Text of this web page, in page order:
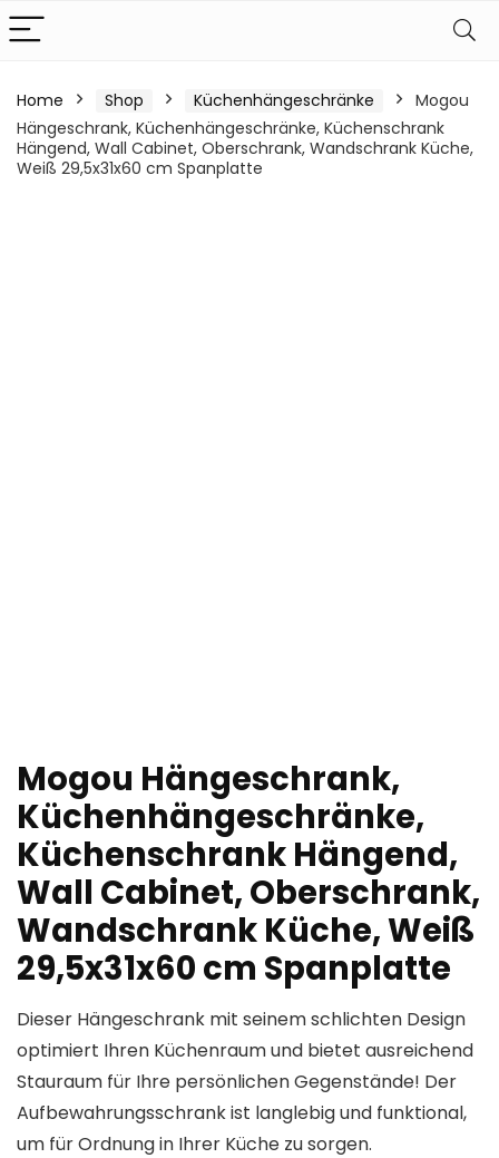
Home Shop Küchenhängeschränke
Mogou
Hängeschrank, Küchenhängeschränke, Küchenschrank
Hängend, Wall Cabinet, Oberschrank, Wandschrank Küche,
Weiß 29,5x31x60 cm Spanplatte
Mogou Hängeschrank,
Küchenhängeschränke,
Küchenschrank Hängend,
Wall Cabinet, Oberschrank,
Wandschrank Küche, Weiß
29,5x31x60 cm Spanplatte
Dieser Hängeschrank mit seinem schlichten Design
optimiert Ihren Küchenraum und bietet ausreichend
Stauraum für Ihre persönlichen Gegenstände! Der
Aufbewahrungsschrank ist langlebig und funktional,
um für Ordnung in Ihrer Küche zu sorgen.